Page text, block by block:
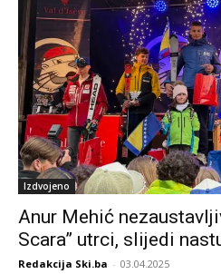
Izdvojeno
Anur Mehić
Scara” utrci, slijedi
Redakcija Ski.ba - 03.04.2025